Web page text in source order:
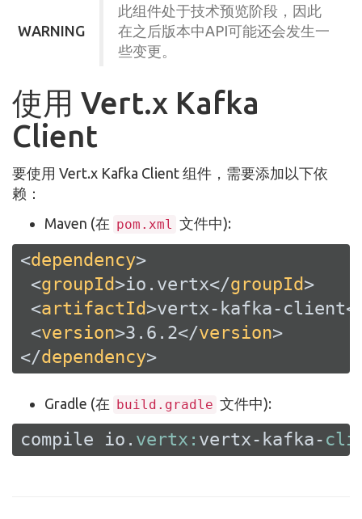
WARNING
此组件处于技术预览阶段，因此
在之后版本中API可能还会发生一
些变更。
使用 Vert.x Kafka
Client
要使用 Vert.x Kafka Client 组件，需要添加以下依
赖：
Maven (在 pom.xml 文件中):
<dependency>
<groupId>io.vertx</groupId>
<artifactId>vertx-kafka-client
<version>3.6.2</version>
</dependency>
Gradle (在 build.gradle 文件中):
compile io. vertx: vertx-kafka-